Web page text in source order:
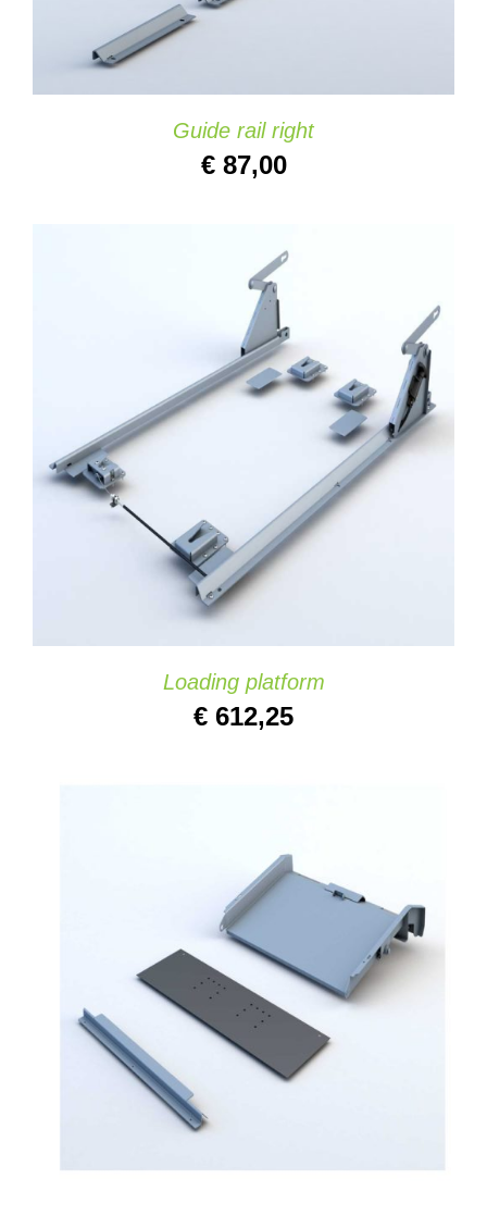
Guide rail right
€87,00
AJOUTER AU PANIER
DETAILS
Loading platform
€ 612,25
AJOUTER AU PANIER
/